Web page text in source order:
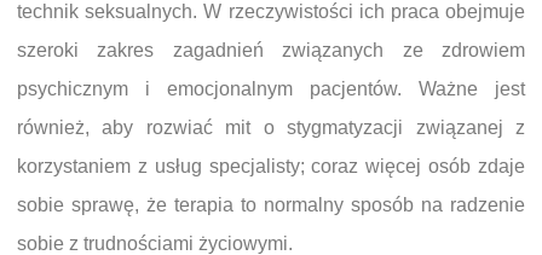
technik seksualnych. W rzeczywistości ich praca obejmuje
szeroki zakres zagadnień związanych ze zdrowiem
psychicznym i emocjonalnym pacjentów. Ważne jest
również, aby rozwiać mit o stygmatyzacji związanej z
korzystaniem z usług specjalisty; coraz więcej osób zdaje
sobie sprawę, że terapia to normalny sposób na radzenie
sobie z trudnościami życiowymi.